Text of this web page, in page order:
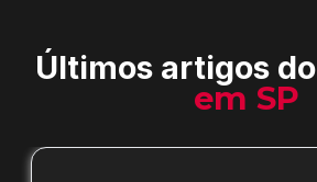
Últimos artigos do
em SP